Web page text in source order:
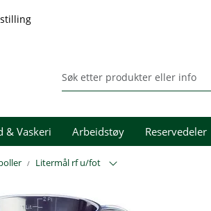
& Vaskeri Arbeidstøy Reservedeler
Litermål rf u/fot